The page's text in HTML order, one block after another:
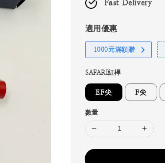
Fast Delivery
適用優惠
1000元滿額贈
SAFARI紅桿
EF尖 F尖
數量